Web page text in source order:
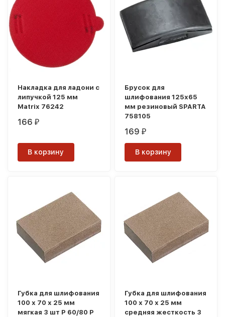
Накладка для ладони с
липучкой 125 мм
Matrix 76242
166₽
В корзину
Брусок для
шлифования 125х65
мм резиновый SPARTA
758105
169₽
В корзину
Губка для шлифования
100 х 70 х 25 мм
мягкая 3 шт P 60/80 P
Губка для шлифования
100 х 70 х 25 мм
средняя жесткость 3